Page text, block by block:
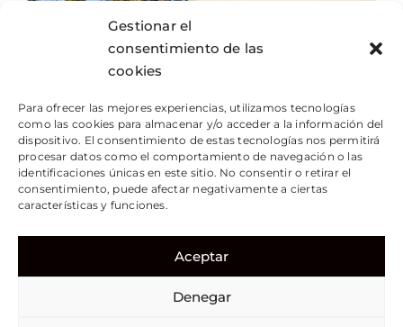
Gestionar el
consentimiento de las
cookies
Para ofrecer las mejores experiencias, utilizamos tecnologías
como las cookies para almacenar y/o acceder a la información del
dispositivo. El consentimiento de estas tecnologías nos permitirá
procesar datos como el comportamiento de navegación o las
identificaciones únicas en este sitio. No consentir o retirar el
consentimiento, puede afectar negativamente a ciertas
características y funciones.
Aceptar
Denegar